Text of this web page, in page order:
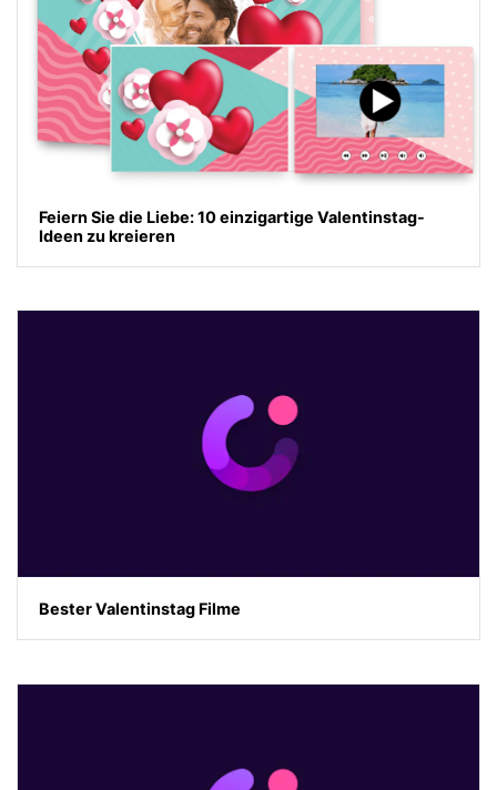
Feiern Sie die Liebe: 10 einzigartige Valentinstag-
Ideen zu kreieren
Bester Valentinstag Filme